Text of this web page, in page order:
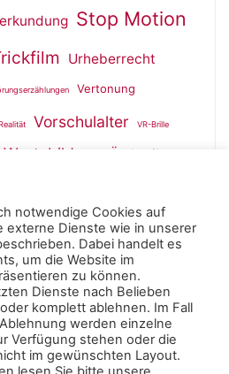
Stop Motion
Urheberrecht
Vertonung
Vorschulalter VR-Brille
Wertebildung Ästhetik
Roseta& WordPress
der Deutschen
Katholischen Hochschule
| Datenschutzerklärung
notwendige Cookies auf
externe Dienste wie in unserer
Dabei handelt es
um die Website im
zu können.
Dienste nach Belieben
komplett ablehnen. Im Fall
werden einzelne
Verfügung stehen oder die
im gewünschten Layout.